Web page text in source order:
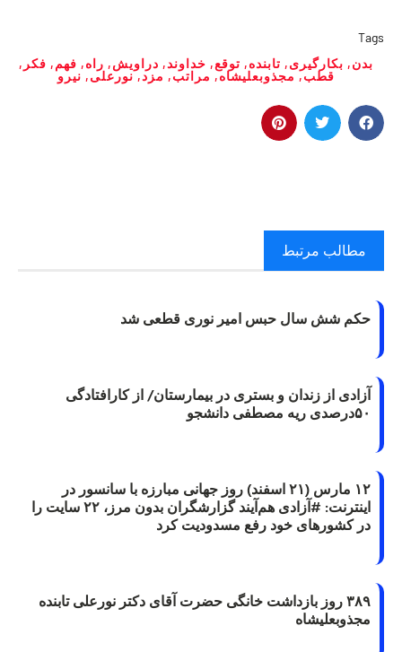
Tags
بدن, بکارگیری, تابنده, توقع, خداوند, دراویش, راه, فهم, فکر ,
قطب, مجذوبعلیشاه, مراتب, مزد,نورعلی, نیرو
مطالب مرتبط
حکم شش سال حبس امیر نوری قطعی شد
آزادی از زندان و بستری در بیمارستان/ از کارافتادگی
۵۰درصدی ریه مصطفی دانشجو
۱۲ مارس (۲۱ اسفند) روز جهانی مبارزه با سانسور در
اینترنت: #آزادی هم‌آیند گزارشگران‌ بدون مرز، ۲۲ سایت را
در کشورهای خود رفع مسدودیت کرد
۳۸۹ روز بازداشت خانگی حضرت آقای دکتر نورعلی تابنده
مجذوبعلیشاه